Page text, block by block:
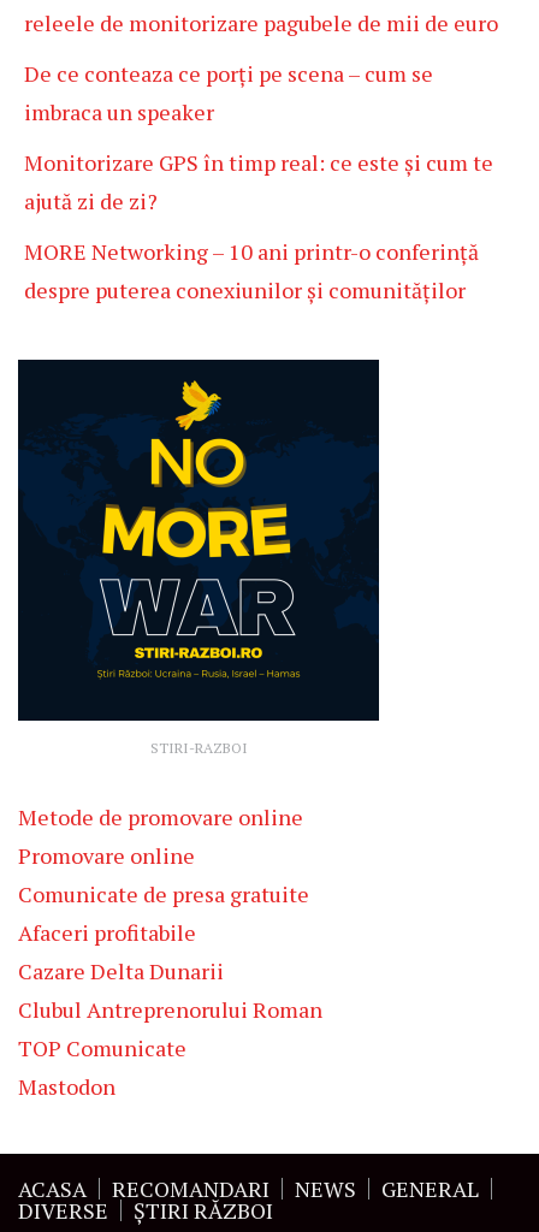
releele de monitorizare pagubele de mii de euro
De ce conteaza ce porți pe scena – cum se
imbraca un speaker
Monitorizare GPS în timp real: ce este și cum te
ajută zi de zi?
MORE Networking – 10 ani printr-o conferință
despre puterea conexiunilor și comunităților
STIRI-RAZBOI
Metode de promovare online
Promovare online
Comunicate de presa gratuite
Afaceri profitabile
Cazare Delta Dunarii
Clubul Antreprenorului Roman
TOP Comunicate
Mastodon
ACASA RECOMANDARI NEWS GENERAL
DIVERSE ŞTIRI RĂZBOI